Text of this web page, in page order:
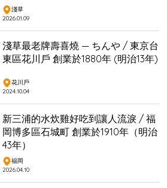
淺草
2026.01.09
淺草最老牌壽喜燒 — ちんや / 東京台
東區花川戶 創業於1880年 (明治13年)
花川戶
2024.10.04
新三浦的水炊雞好吃到讓人流淚 / 福
岡博多區石城町 創業於1910年（明治
43年）
福岡
2026.04.10